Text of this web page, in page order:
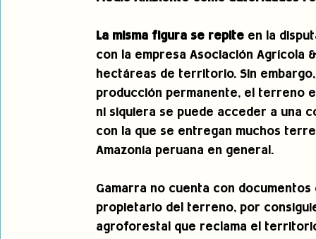
La misma figura se repite en la
con la empresa Asociación Agrícola
hectáreas de territorio. Sin
producción permanente, el terreno
ni siquiera se puede acceder a una
con la que se entregan muchos
Amazonía peruana en general.
Gamarra no cuenta con
propietario del terreno, por
agroforestal que reclama el